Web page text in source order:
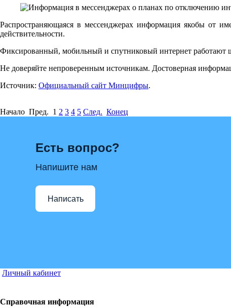
Распространяющаяся в мессенджерах информация якобы от
действительности.
Фиксированный, мобильный и спутниковый интернет работают
Не доверяйте непроверенным источникам. Достоверная
Источник: Официальный сайт Минцифры.
Начало Пред. 1 2 3 4 5 След. Конец
Есть вопрос?
Напишите нам
Написать
Личный кабинет
Справочная информация